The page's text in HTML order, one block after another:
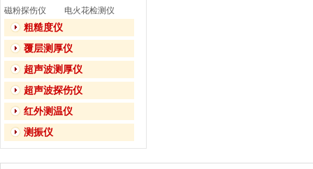
磁粉探伤仪 电火花检测仪
粗糙度仪
覆层测厚仪
超声波测厚仪
超声波探伤仪
红外测温仪
测振仪